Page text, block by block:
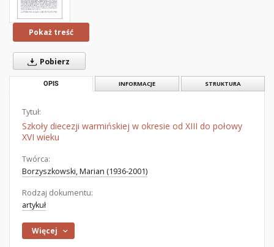
Pokaż treść
Pobierz
OPIS INFORMACJE STRUKTURA
Tytuł:
Szkoły diecezji warmińskiej w okresie od XIII do połowy
XVI wieku
Twórca:
Borzyszkowski, Marian (1936-2001)
Rodzaj dokumentu:
artykuł
Więcej